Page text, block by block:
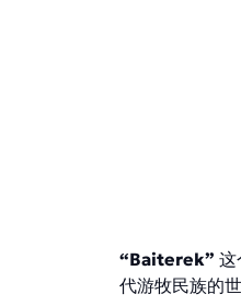
“Baiterek” 这
代游牧民族的世